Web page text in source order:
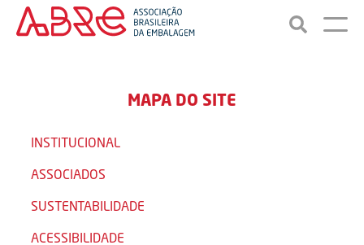
MAPA DO SITE
INSTITUCIONAL
ASSOCIADOS
SUSTENTABILIDADE
ACESSIBILIDADE